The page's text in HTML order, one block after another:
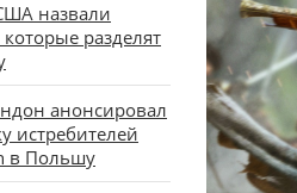
назвали
разделят
анонсировал
истребителей
в Польшу